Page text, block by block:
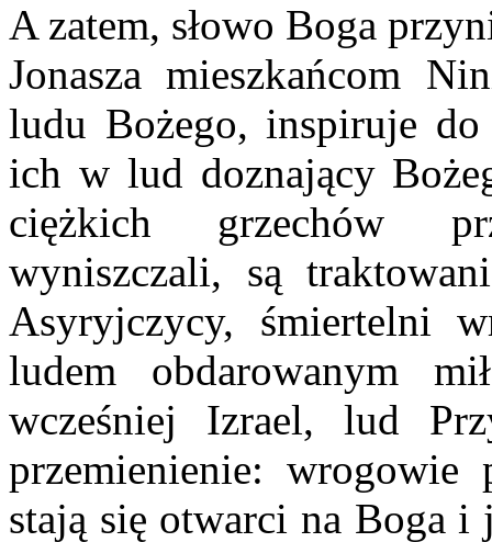
A zatem, słowo Boga
Jonasza mieszkańcom
ludu Bożego, inspiruje
ich w lud doznający
ciężkich grzechów
wyniszczali, są
Asyryjczycy, śmiertelni
ludem obdarowanym
wcześniej Izrael, lud
przemienienie:
stają się otwarci na Boga